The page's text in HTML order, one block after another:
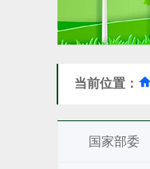
当前位置：
国家部委